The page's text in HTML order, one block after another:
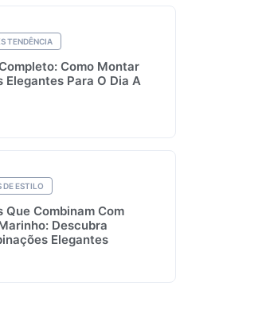
TENDÊNCIA
Como Montar
Elegantes Para O Dia A
DE ESTILO
Que Combinam Com
Descubra
Elegantes